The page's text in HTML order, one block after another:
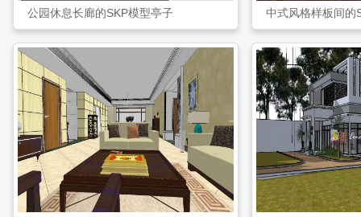
公园休息长廊的SKP模型亭子 中式风格样板间的